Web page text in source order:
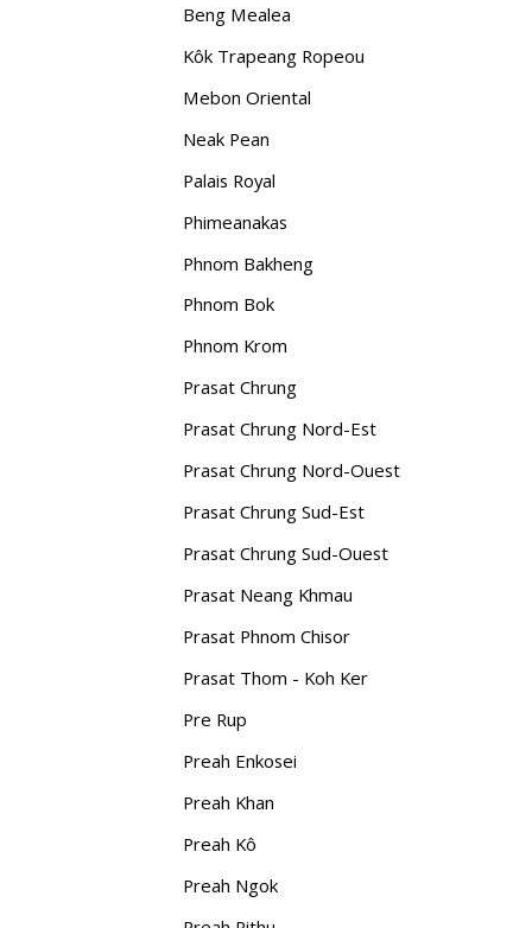
Beng Mealea
Kôk Trapeang Ropeou
Mebon Oriental
Neak Pean
Palais Royal
Phimeanakas
Phnom Bakheng
Phnom Bok
Phnom Krom
Prasat Chrung
Prasat Chrung Nord-Est
Prasat Chrung Nord-Ouest
Prasat Chrung Sud-Est
Prasat Chrung Sud-Ouest
Prasat Neang Khmau
Prasat Phnom Chisor
Prasat Thom - Koh Ker
Pre Rup
Preah Enkosei
Preah Khan
Preah Kô
Preah Ngok